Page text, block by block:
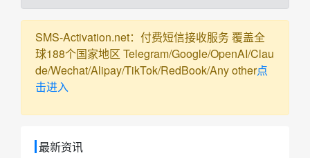
SMS-Activation.net：付费短信接收服务 覆盖全
球188个国家地区 Telegram/Google/OpenAI/Clau
de/Wechat/Alipay/TikTok/RedBook/Any other点
击进入
最新资讯